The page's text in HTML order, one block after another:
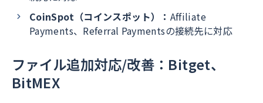
CoinSpot（コインスポット）： Affiliate
Payments、Referral Paymentsの接続先に対応
ファイル追加対応/改善：Bitget、
BitMEX